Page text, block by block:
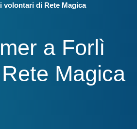
volontari di Rete Magica
a Forlì
Magica